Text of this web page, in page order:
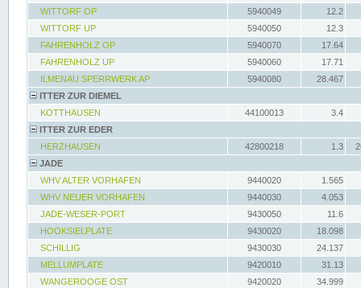
WITTORF OP
5940049
12.2
WITTORF UP
5940050
12.3
FAHRENHOLZ OP
5940070
17.64
FAHRENHOLZ UP
5940060
17.71
ILMENAU SPERRWERK AP
5940080
28.467
ITTER ZUR DIEMEL
KOTTHAUSEN
44100013
3.4
ITTER ZUR EDER
HERZHAUSEN
42800218 1.3
JADE
WHV ALTER VORHAFEN
9440020
1.565
WHV NEUER VORHAFEN
9440030
4.053
JADE-WESER-PORT
9430050
11.6
HOOKSIELPLATE
9430020
18.098
SCHILLIG
9430030
24.137
MELLUMPLATE
9420010
31.13
WANGEROOGE OST
9420020
34.999